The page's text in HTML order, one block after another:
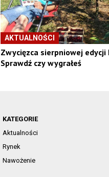
AKTUALNOŚCI
Zwycięzca sierpniowej edycji
Sprawdź czy wygrałeś
KATEGORIE
Aktualności
Rynek
Nawożenie